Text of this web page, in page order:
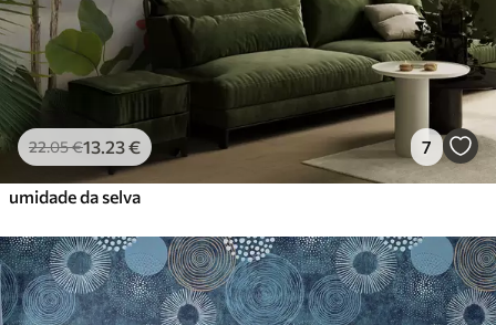
22.05€13.23€ 7
umidade da selva